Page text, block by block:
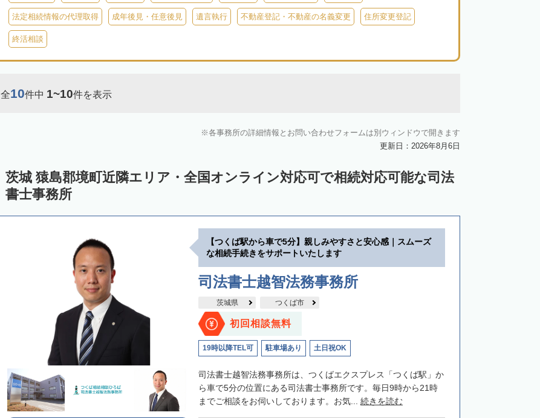
法定相続情報の代理取得 成年後見・任意後見 遺言執行 不動産登記・不動産の名義変更 住所変更登記
終活相談
全10件中 1~10件を表示
各事務所の詳細情報とお問い合わせフォームは別ウィンドウで開きます
更新日：2026年8月6日
茨城 猿島郡境町近隣エリア・全国オンライン対応可で相続対応可能な司法
書士事務所
【つくば駅から車で5分】親しみやすさと安心感｜スムーズ
な相続手続きをサポートいたします
司法書士越智法務事務所
茨城県 つくば市
初回相談無料
19時以降TEL可 駐車場あり 土日祝OK
司法書士越智法務事務所は、つくばエクスプレス「つくば駅」か
ら車で5分の位置にある司法書士事務所です。毎日9時から21時
までご相談をお伺いしております。お気... 続きを読む